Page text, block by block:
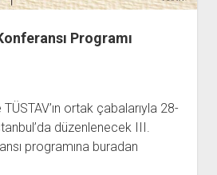
aç
KİTAPLIĞI
GDF KİTAPLIĞI
Programı
TÜSTAV’ın ortak çabalarıyla 28-
düzenlenecek III.
programına buradan